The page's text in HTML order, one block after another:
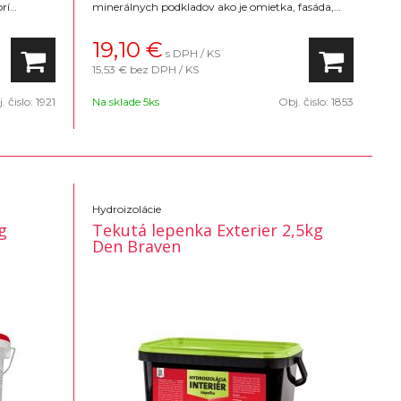
čislo:1921
minerálnych podkladov ako je omietka, fasáda,
dielce, taktiež na prírodný alebo umelý kameň
prípadne iné povrchy.
19,10 € s DPH / KS
15,53 € bez DPH / KS
Na sklade 5ks Obj. čislo: 1853
Hydroizolácie
Tekutá lepenka Exterier 2,5kg
Den Braven